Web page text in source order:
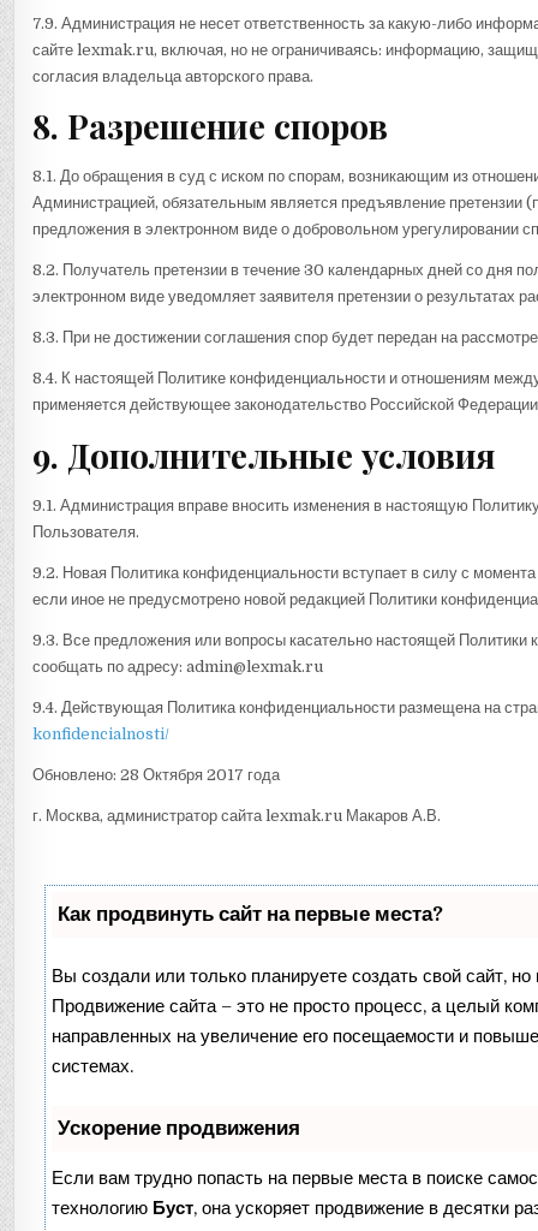
7.9. Администрация не несет ответственность за какую-либо
сайте lexmak.ru, включая, но не ограничиваясь: информацию,
согласия владельца авторского права.
8. Разрешение споров
8.1. До обращения в суд с иском по спорам, возникающим из
Администрацией, обязательным является предъявление претензии
предложения в электронном виде о добровольном урегулировании
8.2. Получатель претензии в течение 30 календарных дней со дня
электронном виде уведомляет заявителя претензии о результатах
8.3. При не достижении соглашения спор будет передан на
8.4. К настоящей Политике конфиденциальности и отношениям
применяется действующее законодательство Российской
9. Дополнительные условия
9.1. Администрация вправе вносить изменения в настоящую
Пользователя.
9.2. Новая Политика конфиденциальности вступает в силу с
если иное не предусмотрено новой редакцией Политики
9.3. Все предложения или вопросы касательно настоящей Политики
сообщать по адресу: admin@lexmak.ru
9.4. Действующая Политика конфиденциальности размещена на
konfidencialnosti/
Обновлено: 28 Октября 2017 года
г. Москва, администратор сайта lexmak.ru Макаров А.В.
Как продвинуть сайт на первые места?
Вы создали или только планируете создать свой сайт, но
Продвижение сайта – это не просто процесс, а целый
направленных на увеличение его посещаемости и
системах.
Ускорение продвижения
Если вам трудно попасть на первые места в поиске
технологию Буст, она ускоряет продвижение в десятки